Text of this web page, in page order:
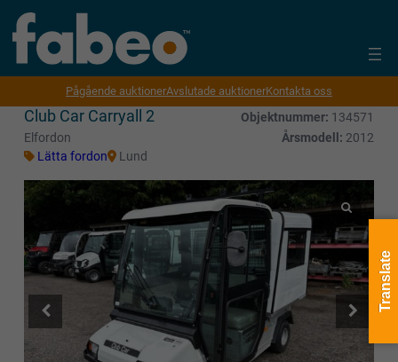
Pågående auktionerAvslutade auktionerKontakta oss
Club Car Carryall 2 Objektnummer: 134571
Elfordon
Årsmodell: 2012
Lätta fordon
Lund
Translate